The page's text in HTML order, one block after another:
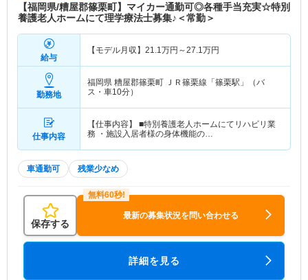
【福岡県/糟屋郡篠栗町】マイカー通勤可◎各種手当充実☆特別
養護老人ホームにて理学療法士募集♪＜常勤＞
給与
【モデル月収】 21.1万円～27.1万円
勤務地
福岡県 糟屋郡篠栗町 ＪＲ篠栗線「篠栗駅」（バ
ス・車10分）
仕事内容
【仕事内容】 ■特別養護老人ホームにてリハビリ業
務 ・施設入居者様の身体機能の…
車通勤可 残業少なめ
保存する
最新の募集状況を問い合わせる
詳細を見る